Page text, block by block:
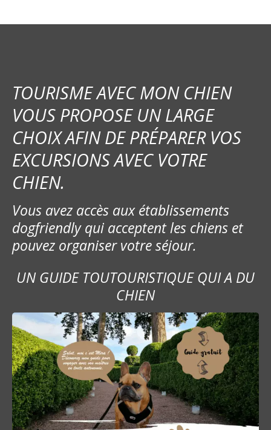
TOURISME AVEC MON CHIEN
VOUS PROPOSE UN LARGE
CHOIX AFIN DE PRÉPARER VOS
EXCURSIONS AVEC VOTRE
CHIEN.
Vous avez accès aux établissements
dogfriendly qui acceptent les chiens et
pouvez organiser votre séjour.
UN GUIDE TOUTOURISTIQUE QUI A DU
CHIEN